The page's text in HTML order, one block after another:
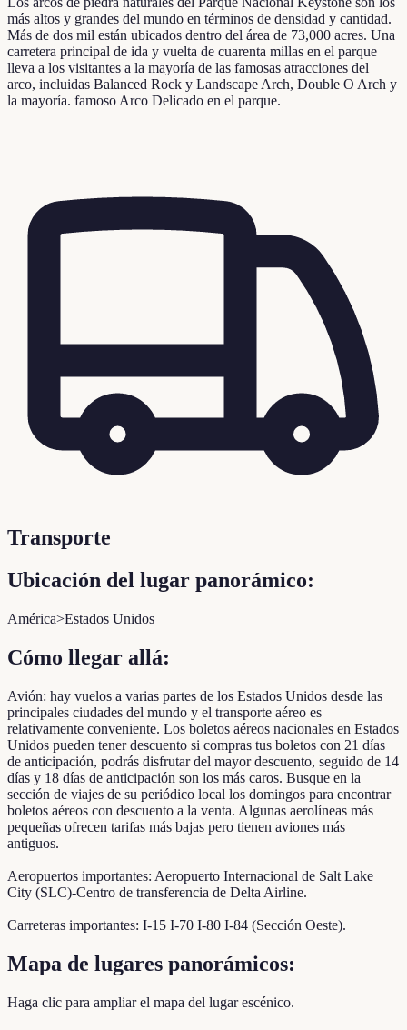
más altos y grandes del mundo en términos de densidad y cantidad.
Más de dos mil están ubicados dentro del área de 73,000 acres. Una
carretera principal de ida y vuelta de cuarenta millas en el parque
lleva a los visitantes a la mayoría de las famosas atracciones del
arco, incluidas Balanced Rock y Landscape Arch, Double O Arch y
la mayoría. famoso Arco Delicado en el parque.
Transporte
Ubicación del lugar panorámico:
América>Estados Unidos
Cómo llegar allá:
Avión: hay vuelos a varias partes de los Estados Unidos desde las
principales ciudades del mundo y el transporte aéreo es
relativamente conveniente. Los boletos aéreos nacionales en Estados
Unidos pueden tener descuento si compras tus boletos con 21 días
de anticipación, podrás disfrutar del mayor descuento, seguido de 14
días y 18 días de anticipación son los más caros. Busque en la
sección de viajes de su periódico local los domingos para encontrar
boletos aéreos con descuento a la venta. Algunas aerolíneas más
pequeñas ofrecen tarifas más bajas pero tienen aviones más
antiguos.
Aeropuertos importantes: Aeropuerto Internacional de Salt Lake
City (SLC)-Centro de transferencia de Delta Airline.
Carreteras importantes: I-15 I-70 I-80 I-84 (Sección Oeste).
Mapa de lugares panorámicos:
Haga clic para ampliar el mapa del lugar escénico.